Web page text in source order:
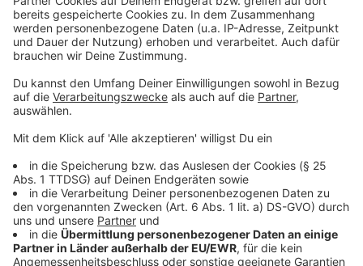
Ganz so einfach ist es in diesen Berufsgruppen, wie
zum Beispiel beim Dachdecker, dem Paketboten, dem
es in der Form nicht", sagt Kempgens und erläutert,
dass keine Höchst-Temperatur-Anzeige bestimmt, ob
noch gearbeitet wird oder nicht.
Trotz alledem gilt aber auch hier eine Grundvorschrift,
die Arbeitgeberin und Arbeitgeber befolgen müssen.
"Sie müssen Schutzmaßnahmen ergreifen, sodass
niemand der Hitze völlig ausgesetzt wird. Das
bedeutet, dass keine besonderen Vorkommnisse
passieren dürfen, wie beispielsweise dass jemand